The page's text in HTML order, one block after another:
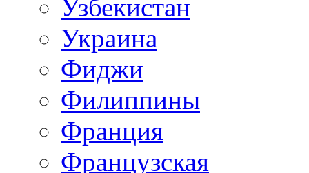
Узбекистан
Украина
Фиджи
Филиппины
Франция
Французская